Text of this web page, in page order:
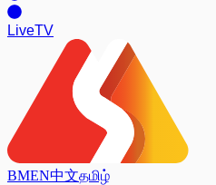
LiveTV
BMEN中文தமிழ்